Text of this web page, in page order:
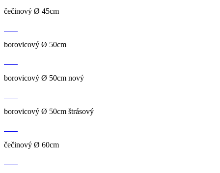
čečinový Ø 45cm
borovicový Ø 50cm
borovicový Ø 50cm nový
borovicový Ø 50cm štrásový
čečinový Ø 60cm